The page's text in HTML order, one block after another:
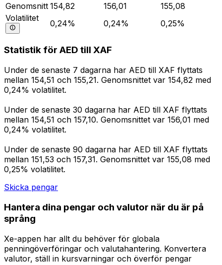
Genomsnitt 154,82 156,01
155,08
Volatilitet
0,24% 0,24% 0,25%
Statistik för AED till XAF
Under de senaste 7 dagarna har AED till XAF flyttats
mellan 154,51 och 155,21. Genomsnittet var 154,82 med
0,24% volatilitet.
Under de senaste 30 dagarna har AED till XAF flyttats
mellan 154,51 och 157,10. Genomsnittet var 156,01 med
0,24% volatilitet.
Under de senaste 90 dagarna har AED till XAF flyttats
mellan 151,53 och 157,31. Genomsnittet var 155,08 med
0,25% volatilitet.
Skicka pengar
Hantera dina pengar och valutor när du är på
språng
Xe-appen har allt du behöver för globala
penningöverföringar och valutahantering. Konvertera
valutor, ställ in kursvarningar och överför pengar